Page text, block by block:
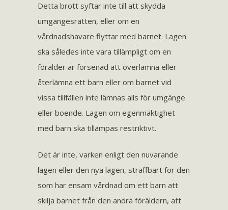
Detta brott syftar inte till att skydda
umgängesrätten, eller om en
vårdnadshavare flyttar med barnet. Lagen
ska således inte vara tillämpligt om en
förälder är försenad att överlämna eller
återlämna ett barn eller om barnet vid
vissa tillfällen inte lämnas alls för umgänge
eller boende. Lagen om egenmäktighet
med barn ska tillämpas restriktivt.
Det är inte, varken enligt den nuvarande
lagen eller den nya lagen, straffbart för den
som har ensam vårdnad om ett barn att
skilja barnet från den andra föräldern, att